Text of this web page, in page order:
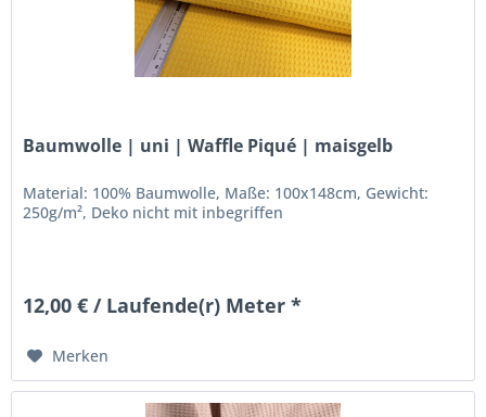
Baumwolle | uni | Waffle Piqué | maisgelb
Material: 100% Baumwolle, Maße: 100x148cm, Gewicht:
250g/m², Deko nicht mit inbegriffen
12,00 € / Laufende(r) Meter *
Merken